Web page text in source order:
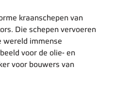
kraanschepen van
Die schepen vervoeren
wereld immense
voor de olie- en
voor bouwers van